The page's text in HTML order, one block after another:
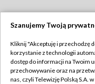
Abonament TVP
Szanujemy Twoją
Kliknij "Akceptuję i przechodzę
korzystanie z technologii
dostęp do informacji na Twoim
przechowywanie oraz na
nas, czyli Telewizję Polską S.A.